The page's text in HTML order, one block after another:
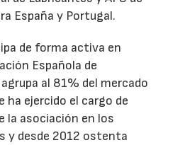
España y Portugal.
de forma activa en
Española de
al 81% del mercado
ha ejercido el cargo de
la asociación en los
y desde 2012 ostenta